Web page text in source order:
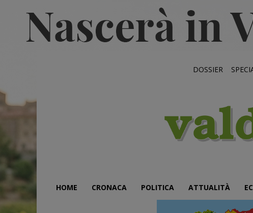
DOSSIER
HOME CRONACA POLITICA ATTUALITÀ